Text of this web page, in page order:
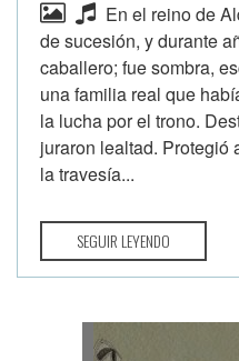
En el reino de
de sucesión, y durante
caballero; fue sombra,
una familia real que
la lucha por el trono.
juraron lealtad. Protegió
la travesía...
SEGUIR LEYENDO